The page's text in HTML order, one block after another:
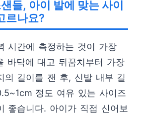
들, 아이 발에 맞는 사이
르나요?
시간에 측정하는 것이 가장
바닥에 대고 뒤꿈치부터 가장
의 길이를 잰 후, 신발 내부 길
정도 여유 있는 사이즈
좋습니다. 아이가 직접 신어보